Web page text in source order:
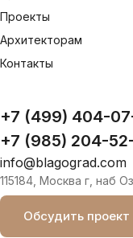
Проекты
Архитекторам
Контакты
+7 (499) 404-
+7 (985) 204-
info@blagograd.com
115184, Москва г, наб
Обсудить проект